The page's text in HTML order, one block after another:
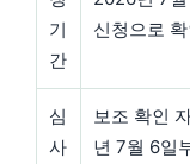
기
간
신청으로 확
심
사
보조 확인
년 7월 6일